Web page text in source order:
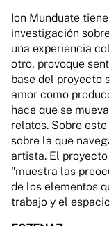
Ion Munduate
investigación
una experiencia
otro, provoque
base del proyecto
amor como
hace que se
relatos. Sobre
sobre la que
artista. El
"muestra las
de los elementos
trabajo y el